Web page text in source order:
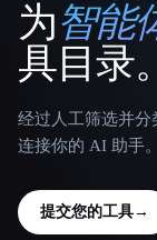
That AI
为智能
具目录。
经过人工筛选并分
连接你的 AI 助手。
提交您的工具→